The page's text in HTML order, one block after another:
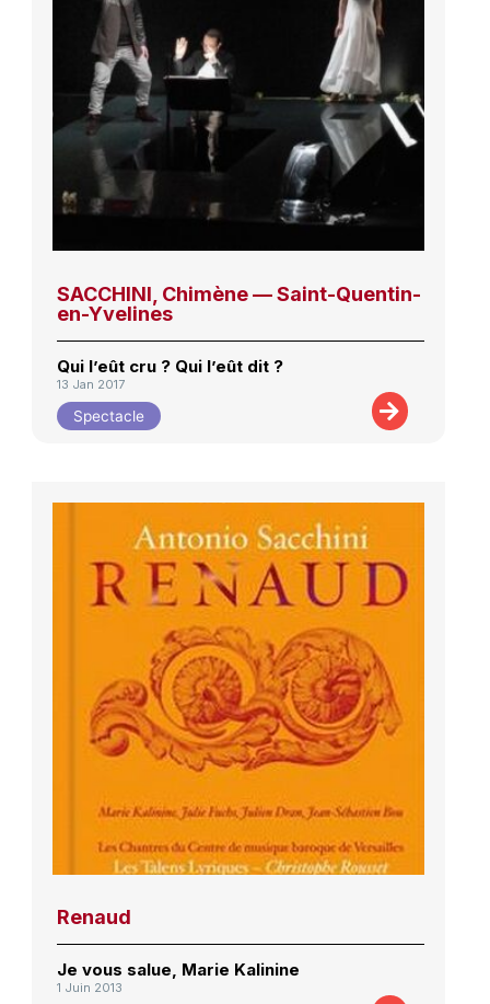
SACCHINI, Chimène — Saint-Quentin-
en-Yvelines
Qui l’eût cru ? Qui l’eût dit ?
13 Jan 2017
Spectacle
Renaud
Je vous salue, Marie Kalinine
1 Juin 2013